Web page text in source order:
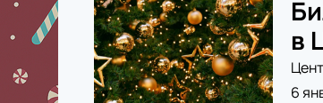
в
6